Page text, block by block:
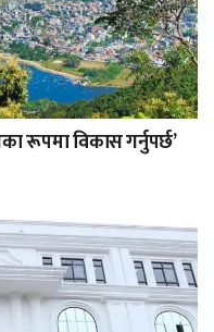
रूपमा विकास गर्नुपर्छ’